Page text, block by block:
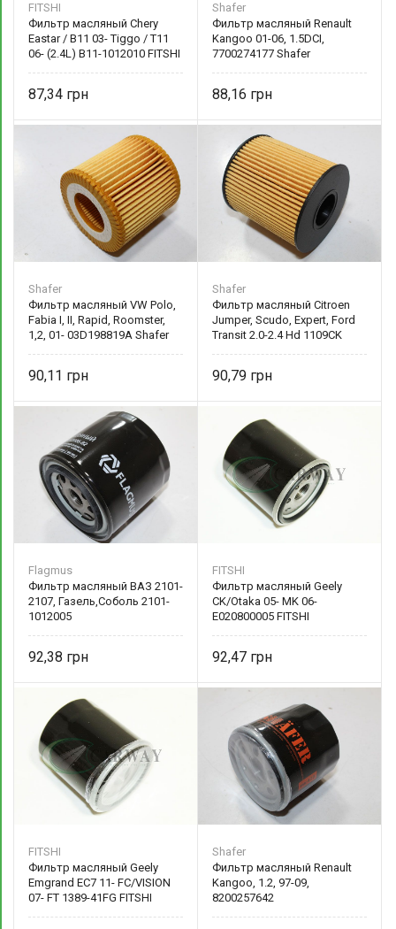
FITSHI
Фильтр масляный Chery
Eastar / B11 03- Tiggo / T11
06- (2.4L) B11-1012010 FITSHI
87,34
Shafer
Фильтр масляный Renault
Kangoo 01-06, 1.5DCI,
7700274177 Shafer
88,16
Shafer
Фильтр масляный VW Polo,
Fabia I, II, Rapid, Roomster,
1,2, 01- 03D198819A Shafer
90,11
Shafer
Фильтр масляный Citroen
Jumper, Scudo, Expert, Ford
Transit 2.0-2.4 Hd 1109CK
90,79
Flagmus
Фильтр масляный ВАЗ 2101-
2107, Газель,Соболь 2101-
1012005
92,38
FITSHI
Фильтр масляный Geely
CK/Otaka 05- MK 06-
E020800005 FITSHI
92,47
FITSHI
Фильтр масляный Geely
Emgrand EC7 11- FC/VISION
07- FT 1389-41FG FITSHI
Shafer
Фильтр масляный Renault
Kangoo, 1.2, 97-09,
8200257642